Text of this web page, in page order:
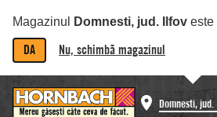
Magazinul Domnesti, jud. Ilfov este
DA Nu, schimbă magazinul
Domnesti,